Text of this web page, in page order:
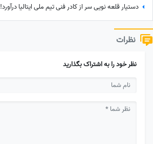
دستیار قلعه نویی سر از کادر فنی تیم ملی ایتالیا درآورد!
نظرات
نظر خود را به اشتراک بگذارید